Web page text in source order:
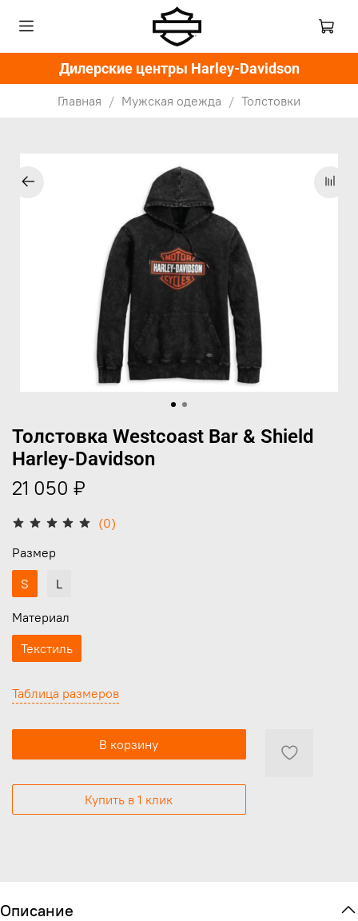
Дилерские центры Harley-Davidson
Главная Мужская одежда Толстовки
(0)
Толстовка Westcoast Bar & Shield
Harley-Davidson
21 050 ₽
Таблица размеров
В корзину
Купить в 1 клик
Размер
S
L
Материал
Текстиль
Описание